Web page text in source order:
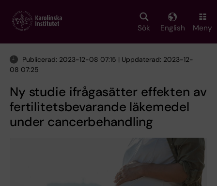
main
Sök English Meny
Publicerad: 2023-12-08 07:15 | Uppdaterad: 2023-12-
08 07:25
Ny studie ifrågasätter effekten av
fertilitetsbevarande läkemedel
under cancerbehandling